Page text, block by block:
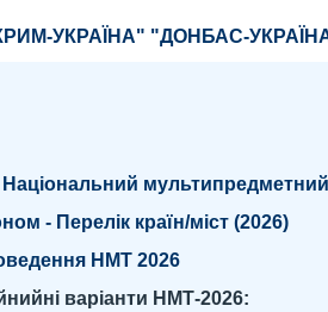
УКРАЇНА" "ДОНБАС-
- Перелік країн/міст (2026)
НМТ 2026
варіанти НМТ-2026: